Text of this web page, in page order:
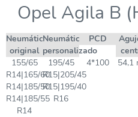
Opel Agila B
Neumático
original
Neumático
personalizado
PCD
155/65
R14|165/60
R14|185/50
R14|185/55
R14
195/45
R15|205/45
R15|195/40
R16
4*100 54,1